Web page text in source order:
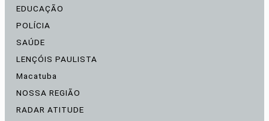
EDUCAÇÃO
POLÍCIA
SAÚDE
LENÇÓIS PAULISTA
Macatuba
NOSSA REGIÃO
RADAR ATITUDE